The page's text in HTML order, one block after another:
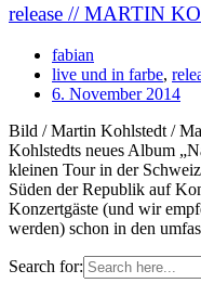
release // MARTIN
fabian
live und in farbe,
6. November 2014
Bild / Martin Kohlstedt /
Kohlstedts neues Album
kleinen Tour in der
Süden der Republik auf
Konzertgäste (und wir
werden) schon in den
Search for: